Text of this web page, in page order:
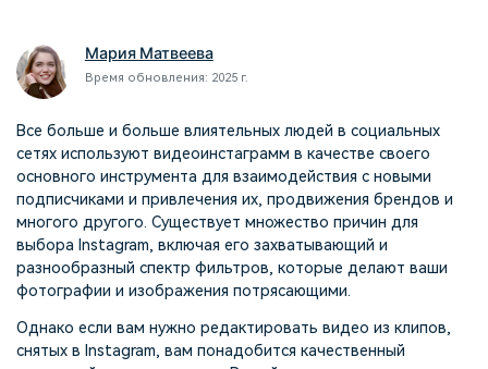
Темы видео
Самые популярные темы
кампанию для своих целей
Центр авторов
Вдохновляйтесь нашими
создателями контента
Специальные эффекты
"сделай сам"
Создавайте видеоэффекты
самостоятельно, как
настоящий профессионал
Сообщество
Истории клиентов
Клиенты делятся своими
историями с Filmora
Партнёрство на уровне
корпоративного сектора
Поддержка
Приступая к работе
Мария Матвеева
Время обновления: 2025 г.
Все больше и больше влиятельных людей в социальных
сетях используют видеоинстаграмм в качестве своего
основного инструмента для взаимодействия с новыми
подписчиками и привлечения их, продвижения брендов и
многого другого. Существует множество причин для
выбора Instagram, включая его захватывающий и
разнообразный спектр фильтров, которые делают ваши
фотографии и изображения потрясающими.
Однако если вам нужно редактировать видео из клипов,
снятых в Instagram, вам понадобится качественный